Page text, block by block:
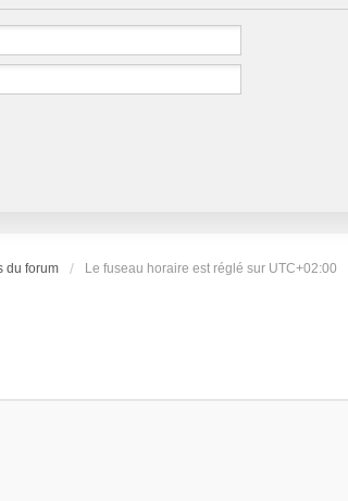
du forum Le fuseau horaire est réglé sur UTC+02:00